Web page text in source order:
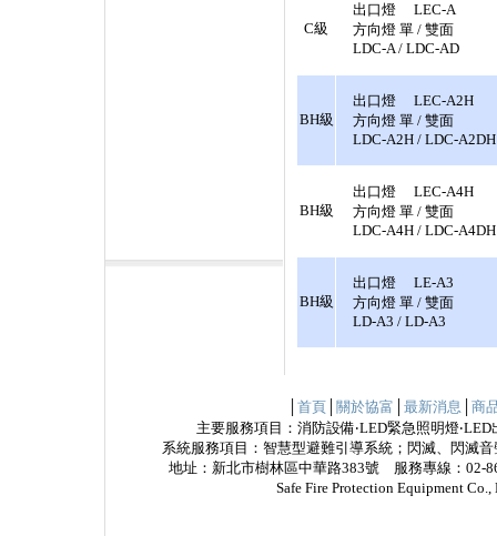
C級
出口燈 LEC-A
方向燈 單 / 雙面
LDC-A / LDC-AD
BH級
出口燈 LEC-A2H
方向燈 單 / 雙面
LDC-A2H / LDC-A2DH
BH級
出口燈 LEC-A4H
方向燈 單 / 雙面
LDC-A4H / LDC-A4DH
BH級
出口燈 LE-A3
方向燈 單 / 雙面
LD-A3 / LD-A3
首頁│ 關於協富 最新消息
商
主要服務項目：消防設備‧LED緊急照明燈
系統服務項目：智慧型避難引導系統；閃滅、閃滅
地址：新北市樹林區中華路383號 服務專線：
Safe Fire Protection Equipment